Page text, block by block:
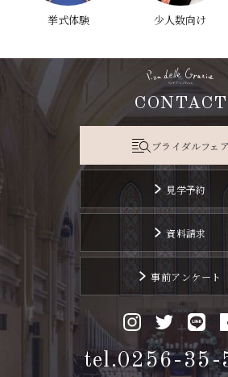
挙式体験 少人数向け
CONTACT
ブライダルフェア
見学予約
資料請求
事前アンケート
tel.0256-35-